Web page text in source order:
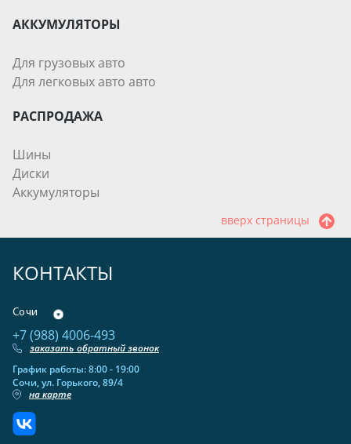
АККУМУЛЯТОРЫ
Для грузовых авто
Для легковых авто авто
РАСПРОДАЖА
Шины
Диски
Аккумуляторы
вверх страницы
КОНТАКТЫ
Сочи
+7 (988) 4006-493
заказать обратный звонок
График работы: 8:00 - 19:00
Сочи, ул. Горького, 89/4
на карте